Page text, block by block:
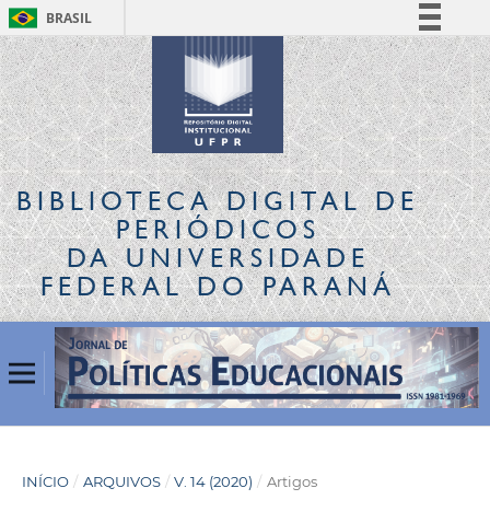
BRASIL
Simplifique!
Comunica BR
Participe
Acesso à informação
Legislação
Canais
BIBLIOTECA DIGITALDE
PERIÓDICOS
DA UNIVERSIDADE
FEDERAL DO PARANÁ
INÍCIO / ARQUIVOS / V. 14 (2020) / Artigos